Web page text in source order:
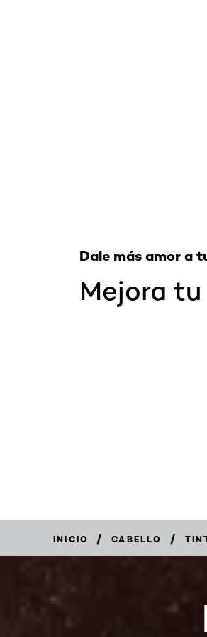
Mejora
Dale más amor a
INICIO / CABELLO /